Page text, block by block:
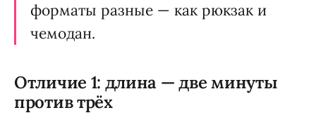
форматы разные — как рюкзак и
чемодан.
Отличие 1: длина — две минуты
против трёх